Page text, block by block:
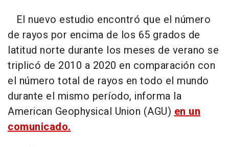
El nuevo estudio encontró que el número
de rayos por encima de los 65 grados de
latitud norte durante los meses de verano se
triplicó de 2010 a 2020 en comparación con
el número total de rayos en todo el mundo
durante el mismo período, informa la
American Geophysical Union (AGU)en un
comunicado.